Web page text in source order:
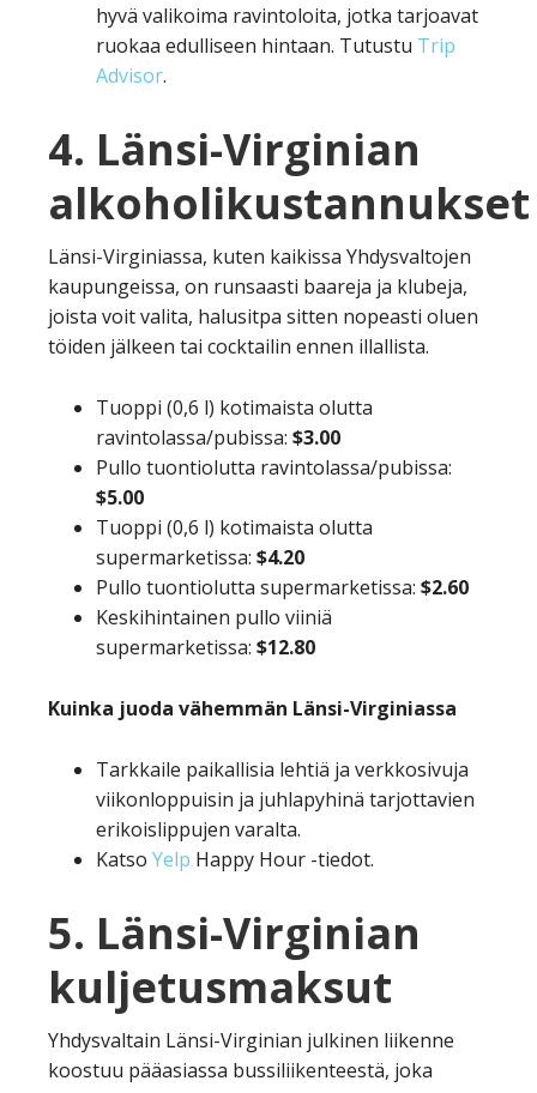
hyvä valikoima ravintoloita, jotka tarjoavat
ruokaa edulliseen hintaan. Tutustu Trip
Advisor.
4. Länsi-Virginian
alkoholikustannukset
Länsi-Virginiassa, kuten kaikissa Yhdysvaltojen
kaupungeissa, on runsaasti baareja ja klubeja,
joista voit valita, halusitpa sitten nopeasti oluen
töiden jälkeen tai cocktailin ennen illallista.
Tuoppi (0,6 l) kotimaista olutta
ravintolassa/pubissa: $3.00
Pullo tuontiolutta ravintolassa/pubissa:
$5.00
Tuoppi (0,6 l) kotimaista olutta
supermarketissa: $4.20
Pullo tuontiolutta supermarketissa: $2.60
Keskihintainen pullo viiniä
supermarketissa: $12.80
Kuinka juoda vähemmän Länsi-Virginiassa
Tarkkaile paikallisia lehtiä ja verkkosivuja
viikonloppuisin ja juhlapyhinä tarjottavien
erikoislippujen varalta.
Katso Yelp Happy Hour -tiedot.
5. Länsi-Virginian
kuljetusmaksut
Yhdysvaltain Länsi-Virginian julkinen liikenne
koostuu pääasiassa bussiliikenteestä, joka